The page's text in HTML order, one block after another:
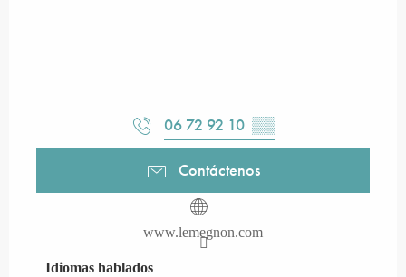
06 72 92 10 ▒▒
Contáctenos
www.lemegnon.com
Idiomas hablados
Idiomas hablados